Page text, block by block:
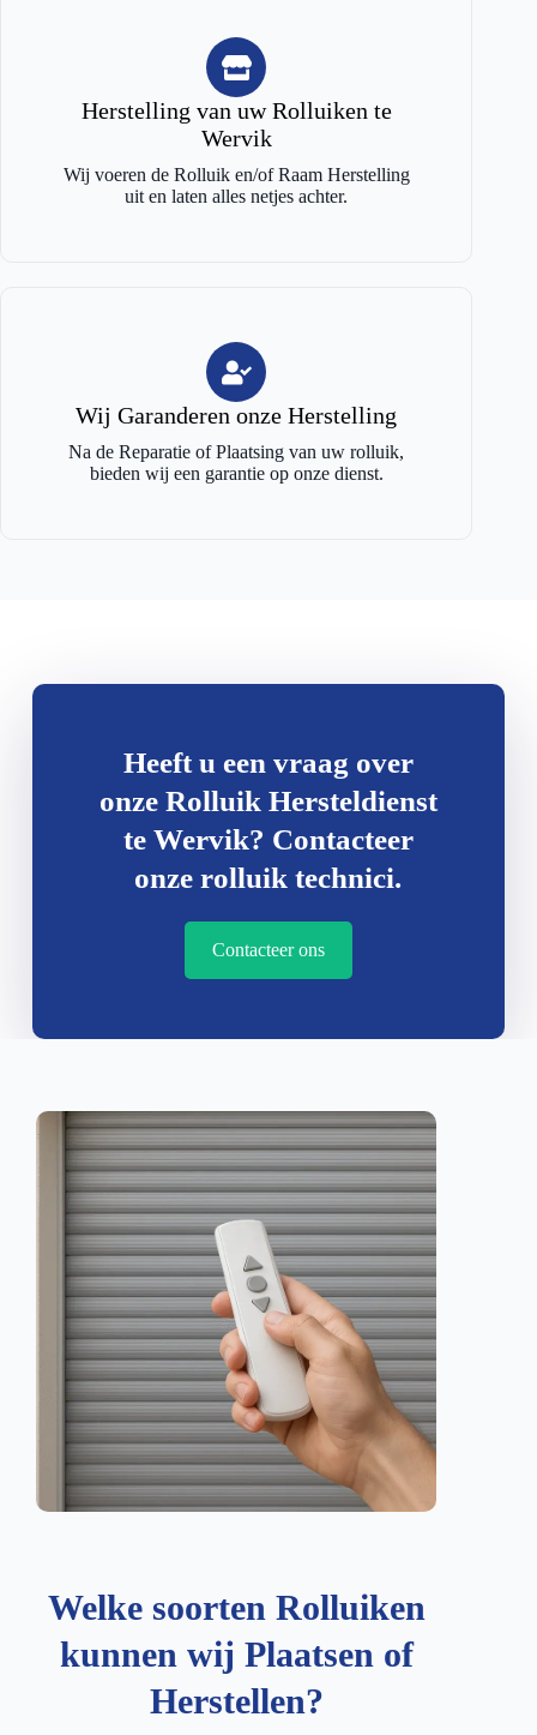
Herstelling van uw Rolluiken te
Wervik
Wij voeren de Rolluik en/of Raam Herstelling
uit en laten alles netjes achter.
Wij Garanderen onze Herstelling
Na de Reparatie of Plaatsing van uw rolluik,
bieden wij een garantie op onze dienst.
Heeft u een vraag over
onze Rolluik Hersteldienst
te Wervik? Contacteer
onze rolluik technici.
Contacteer ons
Welke soorten Rolluiken
kunnen wij Plaatsen of
Herstellen?